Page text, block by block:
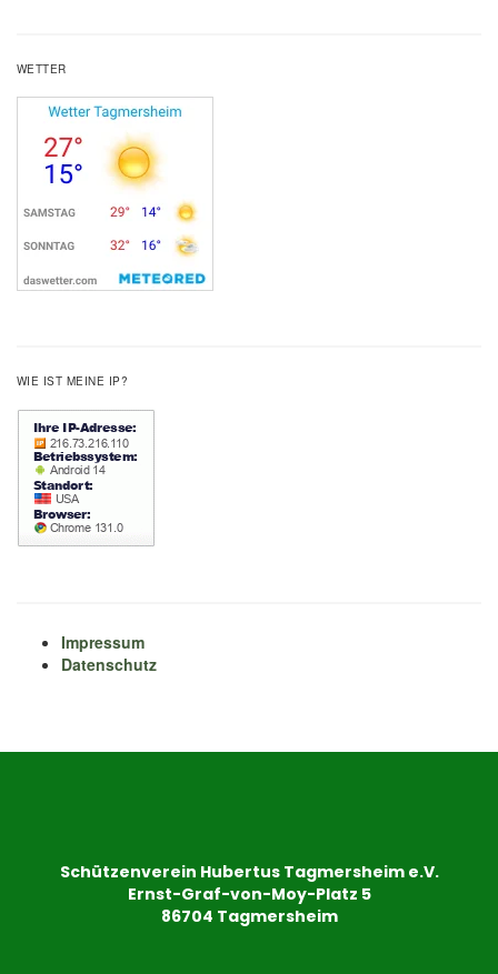
WETTER
WIE IST MEINE IP?
Impressum
Datenschutz
Schützenverein Hubertus Tagmersheim e.V.
Ernst-Graf-von-Moy-Platz 5
86704 Tagmersheim